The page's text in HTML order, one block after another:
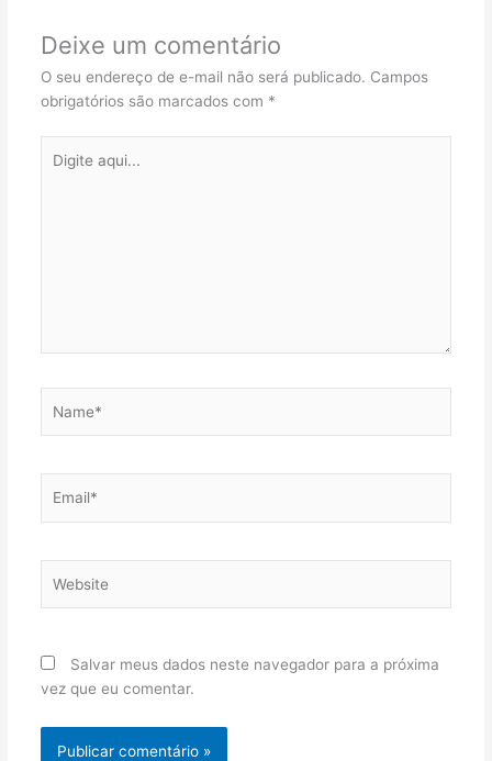
Deixe um comentário
O seu endereço de e-mail não será publicado. Campos
obrigatórios são marcados com *
aqui...
Salvar meus dados neste navegador para a próxima
vez que eu comentar.